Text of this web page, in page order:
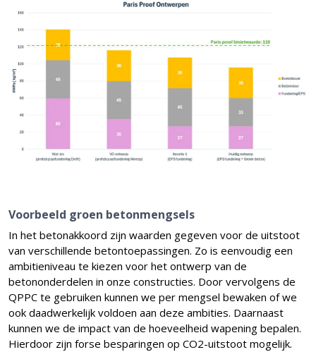
Voorbeeld groen betonmengsels
In het betonakkoord zijn waarden gegeven voor de uitstoot
van verschillende betontoepassingen. Zo is eenvoudig een
ambitieniveau te kiezen voor het ontwerp van de
betononderdelen in onze constructies. Door vervolgens de
QPPC te gebruiken kunnen we per mengsel bewaken of we
ook daadwerkelijk voldoen aan deze ambities. Daarnaast
kunnen we de impact van de hoeveelheid wapening bepalen.
Hierdoor zijn forse besparingen op CO2-uitstoot mogelijk.